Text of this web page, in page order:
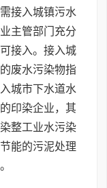
接入城镇污水
主管部门充分
接入。接入城
废水污染物指
城市下水道水
印染企业，其
整工业水污染
能的污泥处理